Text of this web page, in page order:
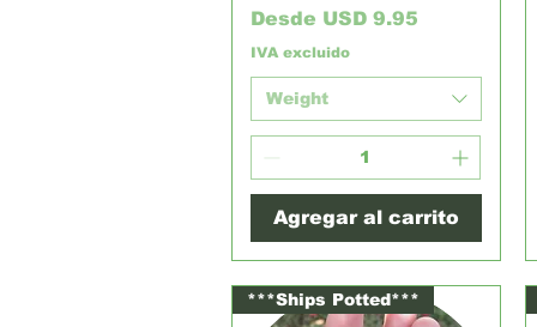
Desde USD 9.95
Precio de oferta
IVA excluido
Weight
Agregar al carrito
***Ships Potted***